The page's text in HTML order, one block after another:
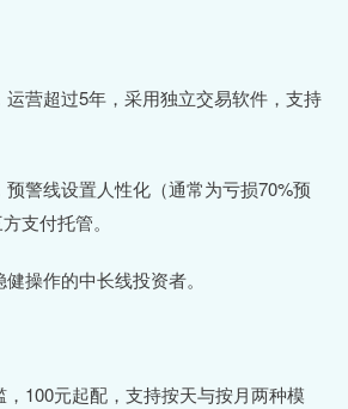
营超过5年，采用独立交易软件，支持
警线设置人性化（通常为亏损70%预
支付托管。
操作的中长线投资者。
100元起配，支持按天与按月两种模